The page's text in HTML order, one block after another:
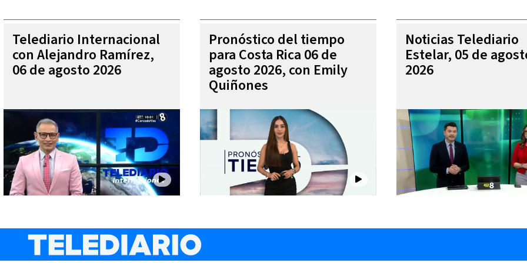
Telediario Internacional
con Alejandro Ramírez,
06 de agosto 2026
Pronóstico del tiempo
para Costa Rica 06 de
agosto 2026, con Emily
Quiñones
Noticias Telediario
Estelar, 05 de
2026